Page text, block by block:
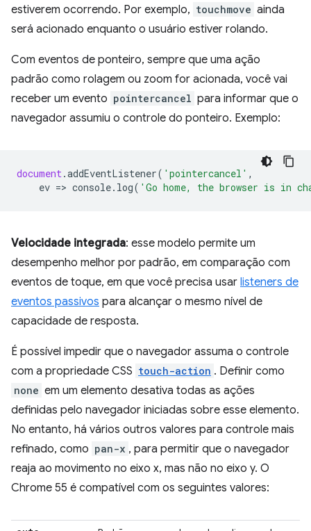
estiverem ocorrendo. Por exemplo, touchmove ainda
será acionado enquanto o usuário estiver rolando.
Com eventos de ponteiro, sempre que uma ação
padrão como rolagem ou zoom for acionada, você vai
receber um evento pointercancel para informar que o
navegador assumiu o controle do ponteiro. Exemplo:
document.addEventListener( 'pointercancel' ,
ev => console. log( 'Go home, the browser is in
Velocidade integrada: esse modelo permite um
desempenho melhor por padrão, em comparação com
eventos de toque, em que você precisa usar listeners de
eventos passivos para alcançar o mesmo nível de
capacidade de resposta.
É possível impedir que o navegador assuma o controle
com a propriedade CSS touch-action . Definir como
none em um elemento desativa todas as ações
definidas pelo navegador iniciadas sobre esse elemento.
No entanto, há vários outros valores para controle mais
refinado, como pan-x , para permitir que o navegador
reaja ao movimento no eixo x, mas não no eixo y. O
Chrome 55 é compatível com os seguintes valores: